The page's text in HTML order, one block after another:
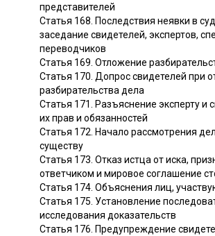
представителей
Статья 168. Последствия неявки в
заседание свидетелей, экспертов,
переводчиков
Статья 169. Отложение
Статья 170. Допрос свидетелей при
разбирательства дела
Статья 171. Разъяснение эксперту и
их прав и обязанностей
Статья 172. Начало рассмотрения
существу
Статья 173. Отказ истца от иска,
ответчиком и мировое соглашение
Статья 174. Объяснения лиц,
Статья 175. Установление
исследования доказательств
Статья 176. Предупреждение